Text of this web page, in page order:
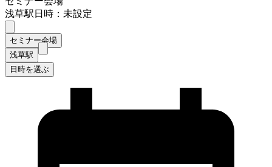
浅草駅日時：未設定
セミナー会場
浅草駅
日時を選ぶ